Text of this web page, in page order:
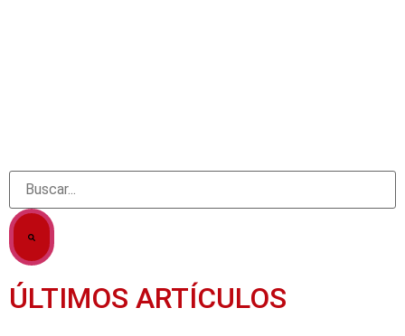
ÚLTIMOS ARTÍCULOS